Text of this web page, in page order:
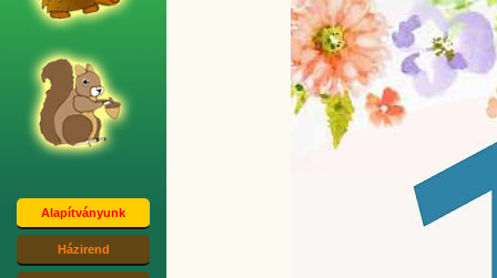
Alapítványunk
Házirend